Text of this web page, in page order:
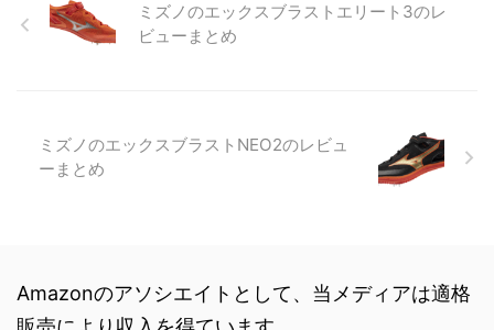
ミズノのエックスブラストエリート3のレ
ビューまとめ
ミズノのエックスブラストNEO2のレビュ
ーまとめ
Amazonのアソシエイトとして、当メディアは適格